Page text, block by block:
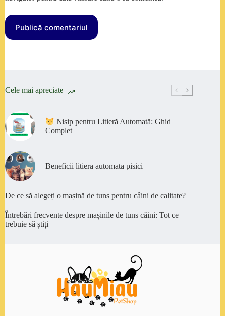
Publică comentariul
Cele mai apreciate
Nisip pentru Litieră Automată: Ghid
Complet
Beneficii litiera automata pisici
De ce să alegeți o mașină de tuns pentru câini de calitate?
Întrebări frecvente despre mașinile de tuns câini: Tot ce
trebuie să știți